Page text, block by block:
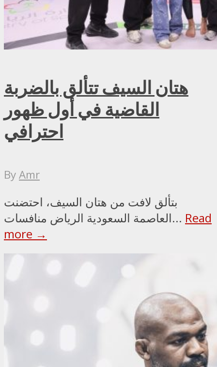
هتان السيف تتألق بالضربة
القاضية في أول ظهور
احترافي
ByAmr
بتألق لافت من هتان السيف، احتضنت
العاصمة السعودية الرياض منافسات... Read
more →